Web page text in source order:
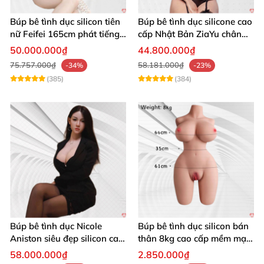
đạo ôm sátvà rất kích thích.”
11. Đức H.
còn giảm stress, ngủ ngon hơn. Một khoản
đầu tư đúng đắn.”
12. Bảo L.
, Quảng Ngãi:
“Vệ sinhrất tiện
, tháo lót âm đạo ra giặt
nhanh chóng. Dễ bảo quản, không có mùi
nhựa như mấy mẫu rẻ tiền.”
Búp bê tình dục silicon tiên
nữ Feifei 165cm phát tiếng
thật như người
50.000.000₫
75.757.000₫
-34%
(385)
Búp bê tình dục silicone cao
cấp Nhật Bản ZiaYu chân
thật mềm mại cho nam
44.800.000₫
58.181.000₫
-23%
(384)
Búp bê tình dục Nicole
Aniston siêu đẹp silicon cao
cấp
58.000.000₫
Búp bê tình dục silicon bán
thân 8kg cao cấp mềm mại
tự nhiên
2.850.000₫